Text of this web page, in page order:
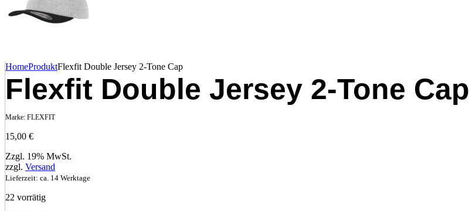
HomeProduktFlexfit Double Jersey 2-Tone Cap
Flexfit Double Jersey 2-Tone Cap
Marke: FLEXFIT
15,00 €
Zzgl. 19% MwSt.
zzgl. Versand
Lieferzeit: ca. 14 Werktage
22 vorrätig